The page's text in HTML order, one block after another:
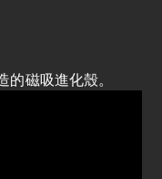
的磁吸進化殼。